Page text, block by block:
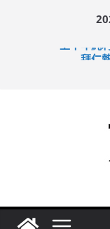
上半年純
拜仁
性罪行修例獲